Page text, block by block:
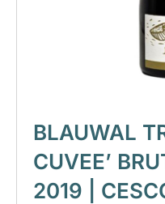
BLAUWAL
CUVEE’
2019 |